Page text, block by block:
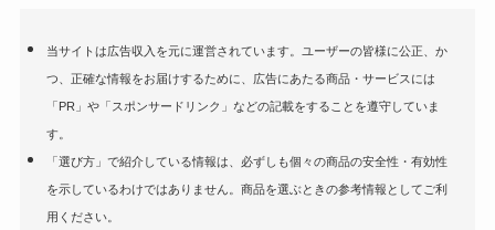
当サイトは広告収入を元に運営されています。ユーザーの皆様に公正、か
つ、正確な情報をお届けするために、広告にあたる商品・サービスには
「PR」や「スポンサードリンク」などの記載をすることを遵守していま
す。
「選び方」で紹介している情報は、必ずしも個々の商品の安全性・有効性
を示しているわけではありません。商品を選ぶときの参考情報としてご利
用ください。